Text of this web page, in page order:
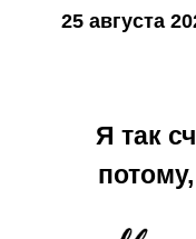
25 августа
Я так